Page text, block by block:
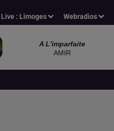
Live : Limoges Webradios
A L'imparfaite
AMIR